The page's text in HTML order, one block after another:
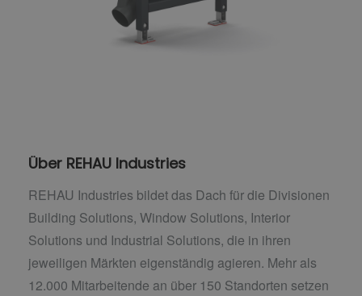
Über REHAU Industries
REHAU Industries bildet das Dach für die Divisionen
Building Solutions, Window Solutions, Interior
Solutions und Industrial Solutions, die in ihren
jeweiligen Märkten eigenständig agieren. Mehr als
12.000 Mitarbeitende an über 150 Standorten setzen